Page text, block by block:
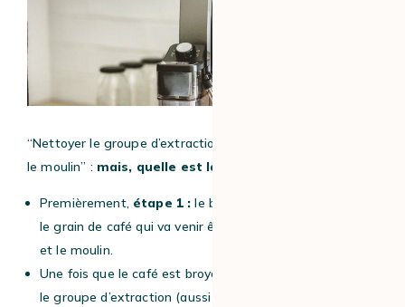
“Nettoyer le groupe d’extraction”, “nettoyer les meules et
le moulin” : mais, quelle est la différence ?
Premièrement, étape 1 : le broyeur, c’est là où on verse
le grain de café qui va venir être broyé, par les meules
et le moulin.
Une fois que le café est broyé,
le groupe d’extraction (aussi appelé “groupe de